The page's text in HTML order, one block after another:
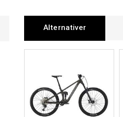
Alternativer